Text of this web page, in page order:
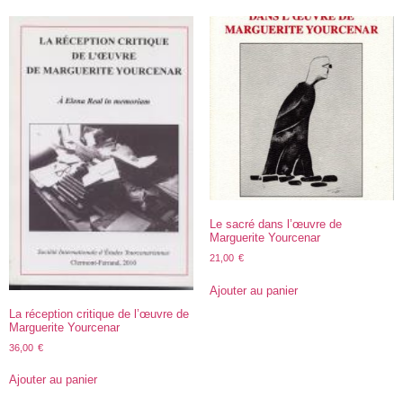
La réception critique de l’œuvre de
Marguerite Yourcenar
36,00 €
Ajouter au panier
Le sacré dans l’œuvre de
Marguerite Yourcenar
21,00 €
Ajouter au panier